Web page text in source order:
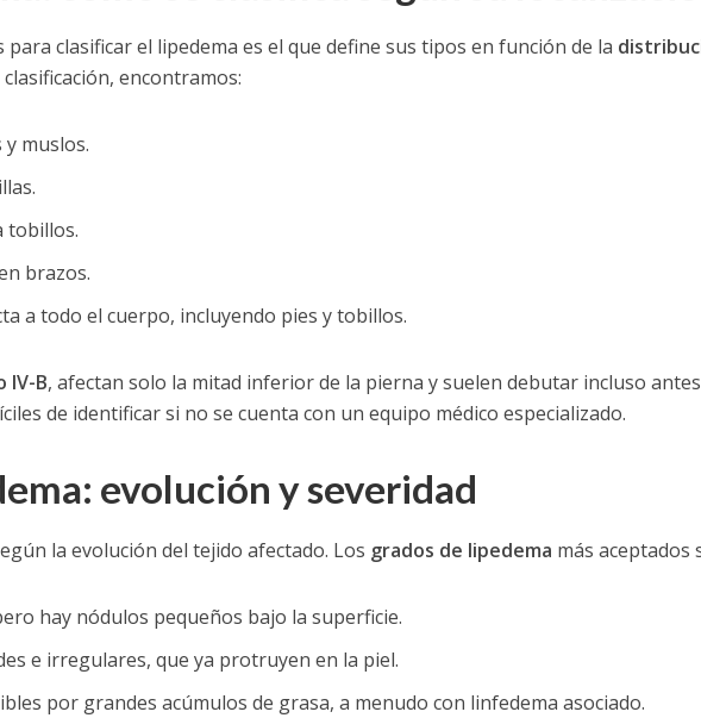
clasificar el lipedema es el que define sus tipos en función de la
encontramos:
muslos.
tobillos.
brazos.
a todo el cuerpo, incluyendo pies y tobillos.
IV-B, afectan solo la mitad inferior de la pierna y suelen debutar incluso
de identificar si no se cuenta con un equipo médico especializado.
evolución y severidad
la evolución del tejido afectado. Los grados de lipedema más aceptados
hay nódulos pequeños bajo la superficie.
e irregulares, que ya protruyen en la piel.
por grandes acúmulos de grasa, a menudo con linfedema asociado.